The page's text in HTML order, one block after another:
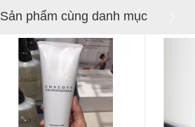
Sản phẩm cùng danh mục